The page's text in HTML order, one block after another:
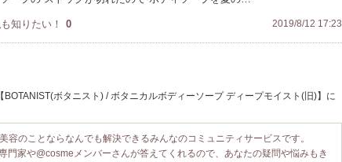
知りたい！ 0 2019/8/12 17:23
ボタニスト) / ボタニカルボディーソープ ディープモイスト(旧)】に
容のことならなんでも解決できるみんなのコミュニティサービスです。
門家や@cosmeメンバーさんが答えてくれるので、あなたの疑問や悩みもき